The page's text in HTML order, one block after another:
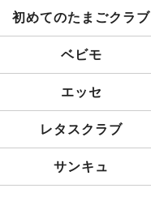
初めてのたまごクラブ
ベビモ
エッセ
レタスクラブ
サンキュ